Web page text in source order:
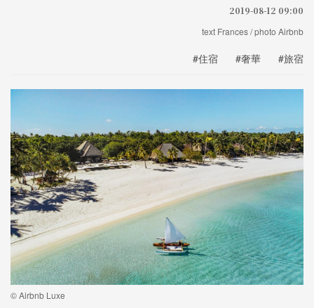
2019-08-12 09:00
text Frances / photo Airbnb
#住宿 #奢華 #旅宿
© Airbnb Luxe